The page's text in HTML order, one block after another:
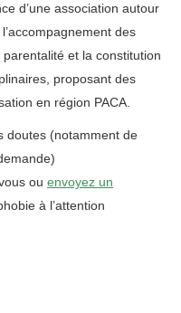
d’une association autour
des
et la constitution
proposant des
en région PACA.
doutes (notamment de
ou envoyez un
à l’attention